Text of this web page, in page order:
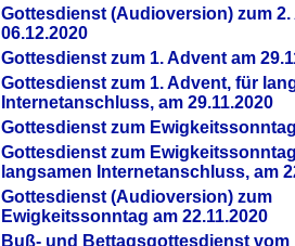
Gottesdienst (Audioversion) zum 2.
06.12.2020
Gottesdienst zum 1. Advent am
Gottesdienst zum 1. Advent, für
Internetanschluss, am 29.11.2020
Gottesdienst zum
Gottesdienst zum
langsamen Internetanschluss, am
Gottesdienst (Audioversion) zum
Ewigkeitssonntag am 22.11.2020
Buß- und Bettagsgottesdienst vom